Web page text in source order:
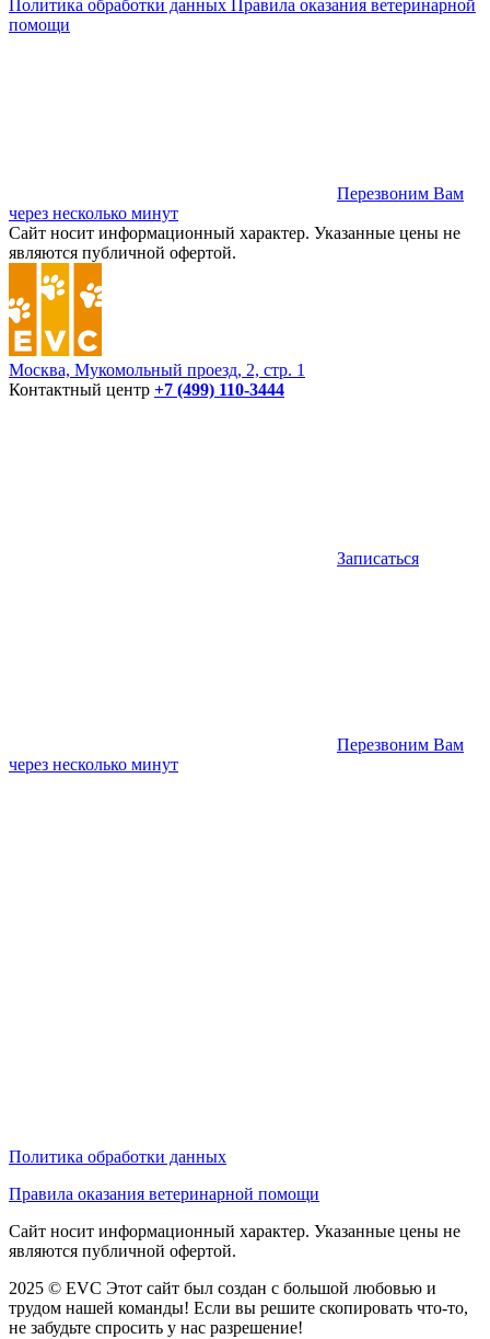
Политика обработки данных
Правила оказания ветеринарной
помощи
Перезвоним Вам
через несколько минут
Сайт носит информационный характер. Указанные цены не
являются публичной офертой.
Москва, Мукомольный проезд, 2, стр. 1
Контактный центр +7 (499) 110-3444
Записаться
Перезвоним Вам
через несколько минут
Политика обработки данных
Правила оказания ветеринарной помощи
Сайт носит информационный характер. Указанные цены не
являются публичной офертой.
2025 © EVC Этот сайт был создан с большой любовью и
трудом нашей команды! Если вы решите скопировать что-то,
не забудьте спросить у нас разрешение!